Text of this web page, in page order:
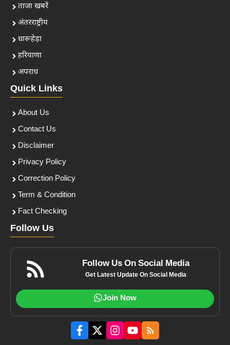
ताजा खबरें
अंतरराष्ट्रीय
धारूहेड़ा
हरियाणा
अपराध
Quick Links
About Us
Contact Us
Disclaimer
Privacy Policy
Correction Policy
Term & Condition
Fact Checking
Follow Us
Follow Us On Social Media
Get Latest Update On Social Media
Join Now